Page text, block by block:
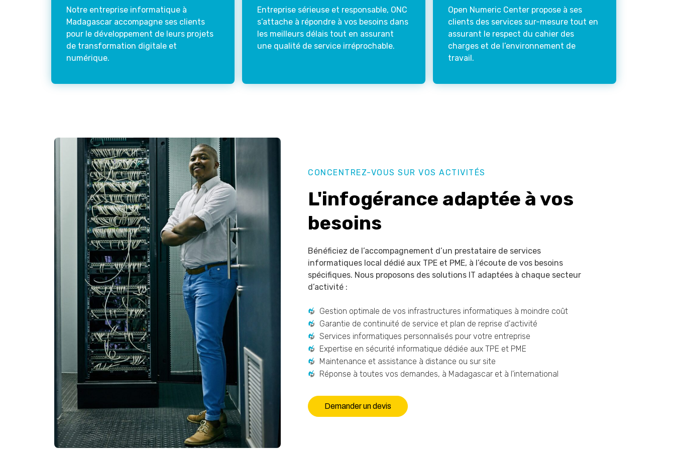
Notre entreprise informatique à
Madagascar accompagne ses clients
pour le développement de leurs projets
de transformation digitale et
numérique.
Entreprise sérieuse et responsable, ONC
s’attache à répondre à vos besoins dans
les meilleurs délais tout en assurant
une qualité de service irréprochable.
Open Numeric Center propose à ses
clients des services sur-mesure tout en
assurant le respect du cahier des
charges et de l’environnement de
travail.
CONCENTREZ-VOUS SUR VOS ACTIVITÉS
L'infogérance adaptée à vos
besoins
Bénéficiez de l’accompagnement d’un prestataire de services
informatiques local dédié aux TPE et PME, à l’écoute de vos besoins
spécifiques. Nous proposons des solutions IT adaptées à chaque secteur
d’activité :
Gestion optimale de vos infrastructures informatiques à moindre coût
Garantie de continuité de service et plan de reprise d'activité
Services informatiques personnalisés pour votre entreprise
Expertise en sécurité informatique dédiée aux TPE et PME
Maintenance et assistance à distance ou sur site
Réponse à toutes vos demandes, à Madagascar et à l'international
Demander un devis